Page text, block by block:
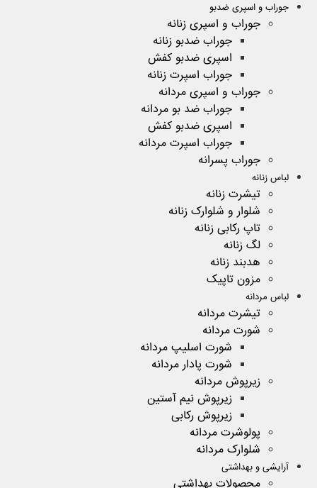
جوراب و اسپری ضدبو
جوراب و اسپری زنانه
جوراب ضدبو زنانه
اسپری ضدبو کفش
جوراب اسپرت زنانه
جوراب و اسپری مردانه
جوراب ضد بو مردانه
اسپری ضدبو کفش
جوراب اسپرت مردانه
جوراب پسرانه
لباس زنانه
تیشرت زنانه
شلوار و شلوارک زنانه
تاپ رکابی زنانه
لگ زنانه
هدبند زنانه
مزون تاپیک
لباس مردانه
تیشرت مردانه
شورت مردانه
شورت اسلیپ مردانه
شورت پادار مردانه
زیرپوش مردانه
زیرپوش نیم آستین
زیرپوش رکابی
پولوشرت مردانه
شلوارک مردانه
آرایشی و بهداشتی
محصولات بهداشتی